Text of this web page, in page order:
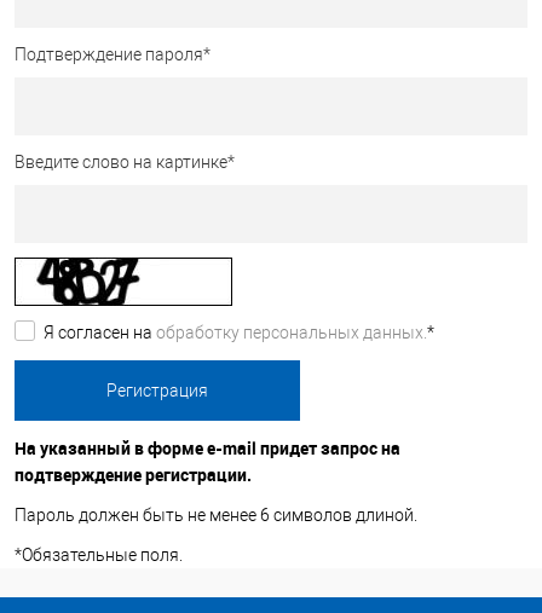
Подтверждение пароля*
Введите слово на картинке*
Я согласен на обработку персональных данных. *
На указанный в форме e-mail придет запрос на
подтверждение регистрации.
Пароль должен быть не менее 6 символов длиной.
*Обязательные поля.